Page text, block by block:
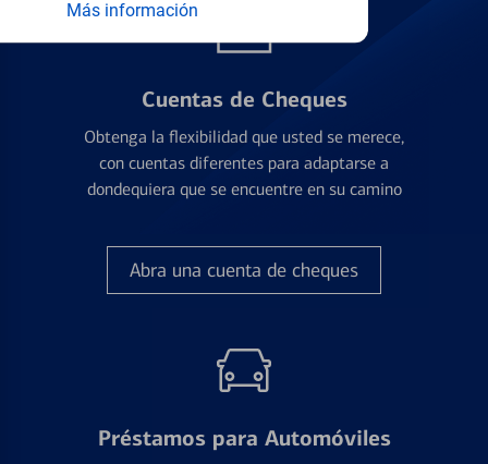
Más información
Cuentas de Cheques
Obtenga la flexibilidad que usted se merece,
con cuentas diferentes para adaptarse a
dondequiera que se encuentre en su camino
Abra una cuenta de cheques
Préstamos para Automóviles